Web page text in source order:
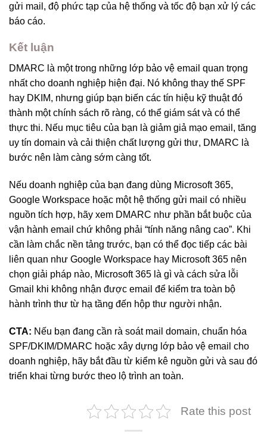
gửi mail, độ phức tạp của hệ thống và tốc độ bạn xử lý các
báo cáo.
Kết luận
DMARC là một trong những lớp bảo vệ email quan trọng
nhất cho doanh nghiệp hiện đại. Nó không thay thế SPF
hay DKIM, nhưng giúp bạn biến các tín hiệu kỹ thuật đó
thành một chính sách rõ ràng, có thể giám sát và có thể
thực thi. Nếu mục tiêu của bạn là giảm giả mạo email, tăng
uy tín domain và cải thiện chất lượng gửi thư, DMARC là
bước nên làm càng sớm càng tốt.
Nếu doanh nghiệp của bạn đang dùng Microsoft 365,
Google Workspace hoặc một hệ thống gửi mail có nhiều
nguồn tích hợp, hãy xem DMARC như phần bắt buộc của
vận hành email chứ không phải “tính năng nâng cao”. Khi
cần làm chắc nền tảng trước, bạn có thể đọc tiếp các bài
liên quan như Google Workspace hay Microsoft 365 nên
chọn giải pháp nào, Microsoft 365 là gì và cách sửa lỗi
Gmail khi không nhận được email để kiểm tra toàn bộ
hành trình thư từ hạ tầng đến hộp thư người nhận.
CTA: Nếu bạn đang cần rà soát mail domain, chuẩn hóa
SPF/DKIM/DMARC hoặc xây dựng lớp bảo vệ email cho
doanh nghiệp, hãy bắt đầu từ kiểm kê nguồn gửi và sau đó
triển khai từng bước theo lộ trình an toàn.
Rate this post